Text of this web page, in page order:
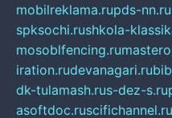
mobilreklama.rupds-nn.ru
spksochi.rushkola-
mosoblfencing.ru
iration.rudevanagari.ru
dk-tulamash.rus-dez-s.ru
asoftdoc.ruscifichannel.ru